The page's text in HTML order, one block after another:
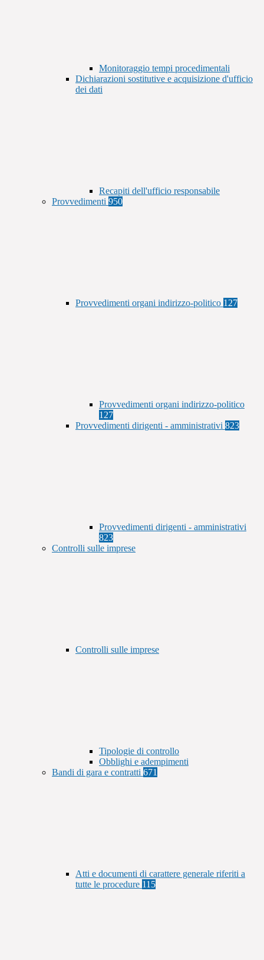
Monitoraggio tempi procedimentali
Dichiarazioni sostitutive e acquisizione d'ufficio
dei dati
Recapiti dell'ufficio responsabile
Provvedimenti 950
Provvedimenti organi indirizzo-politico 127
Provvedimenti organi indirizzo-politico
127
Provvedimenti dirigenti - amministrativi 823
Provvedimenti dirigenti - amministrativi
823
Controlli sulle imprese
Controlli sulle imprese
Tipologie di controllo
Obblighi e adempimenti
Bandi di gara e contratti 671
Atti e documenti di carattere generale riferiti a
tutte le procedure 115